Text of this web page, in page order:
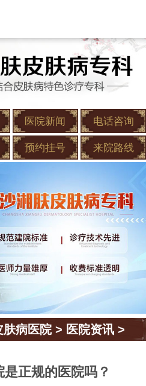
医院新闻 电话咨询
预约挂号 来院路线
肤病医院> 医院资讯 >
正规的医院吗？